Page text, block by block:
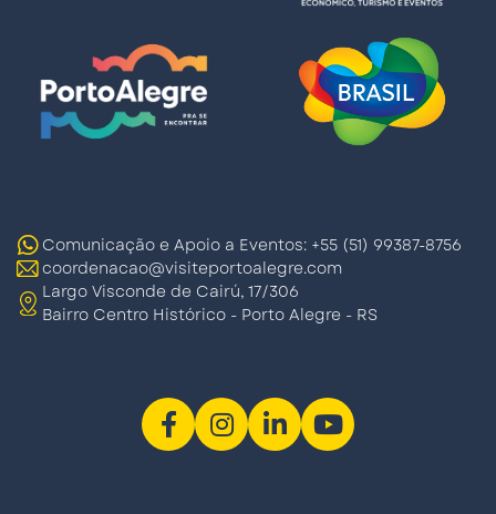
Comunicação e Apoio a Eventos: +55 (51) 99387-8756
coordenacao@visiteportoalegre.com
Largo Visconde de Cairú, 17/306
Bairro Centro Histórico - Porto Alegre - RS